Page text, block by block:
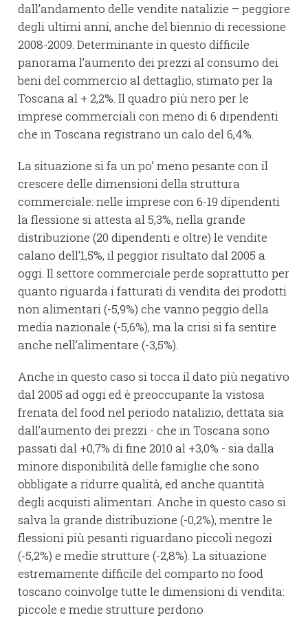
dall’andamento delle vendite natalizie – peggiore
degli ultimi anni, anche del biennio di recessione
2008-2009. Determinante in questo difficile
panorama l’aumento dei prezzi al consumo dei
beni del commercio al dettaglio, stimato per la
Toscana al + 2,2%. Il quadro più nero per le
imprese commerciali con meno di 6 dipendenti
che in Toscana registrano un calo del 6,4%.
La situazione si fa un po’ meno pesante con il
crescere delle dimensioni della struttura
commerciale: nelle imprese con 6-19 dipendenti
la flessione si attesta al 5,3%, nella grande
distribuzione (20 dipendenti e oltre) le vendite
calano dell’1,5%, il peggior risultato dal 2005 a
oggi. Il settore commerciale perde soprattutto per
quanto riguarda i fatturati di vendita dei prodotti
non alimentari (-5,9%) che vanno peggio della
media nazionale (-5,6%), ma la crisi si fa sentire
anche nell’alimentare (-3,5%).
Anche in questo caso si tocca il dato più negativo
dal 2005 ad oggi ed è preoccupante la vistosa
frenata del food nel periodo natalizio, dettata sia
dall’aumento dei prezzi - che in Toscana sono
passati dal +0,7% di fine 2010 al +3,0% - sia dalla
minore disponibilità delle famiglie che sono
obbligate a ridurre qualità, ed anche quantità
degli acquisti alimentari. Anche in questo caso si
salva la grande distribuzione (-0,2%), mentre le
flessioni più pesanti riguardano piccoli negozi
(-5,2%) e medie strutture (-2,8%). La situazione
estremamente difficile del comparto no food
toscano coinvolge tutte le dimensioni di vendita:
piccole e medie strutture perdono